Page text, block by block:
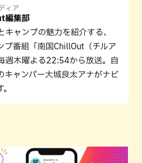
ィア
編集部
キャンプの魅力を紹介する、
プ番組「南国ChillOut（チルア
週木曜よる22:54から放送。自
キャンパー大城良太アナがナビ